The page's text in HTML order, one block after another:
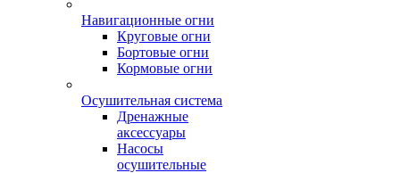
Навигационные огни
Круговые огни
Бортовые огни
Кормовые огни
Осушительная система
Дренажные
аксессуары
Насосы
осушительные